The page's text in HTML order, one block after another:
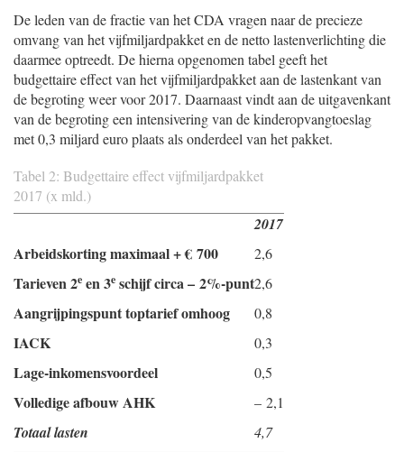
De leden van de fractie van het CDA vragen naar de precieze
omvang van het vijfmiljardpakket en de netto lastenverlichting die
daarmee optreedt. De hierna opgenomen tabel geeft het
budgettaire effect van het vijfmiljardpakket aan de lastenkant van
de begroting weer voor 2017. Daarnaast vindt aan de uitgavenkant
van de begroting een intensivering van de kinderopvangtoeslag
met 0,3 miljard euro plaats als onderdeel van het pakket.
Tabel 2: Budgettaire effect vijfmiljardpakket
2017 (x mld.)
2017
Arbeidskorting maximaal + € 700 2,6
Tarieven 2e en 3e schijf circa – 2%-punt2,6
Aangrijpingspunt toptarief omhoog 0,8
IACK 0,3
Lage-inkomensvoordeel 0,5
Volledige afbouw AHK – 2,1
Totaal lasten
4,7